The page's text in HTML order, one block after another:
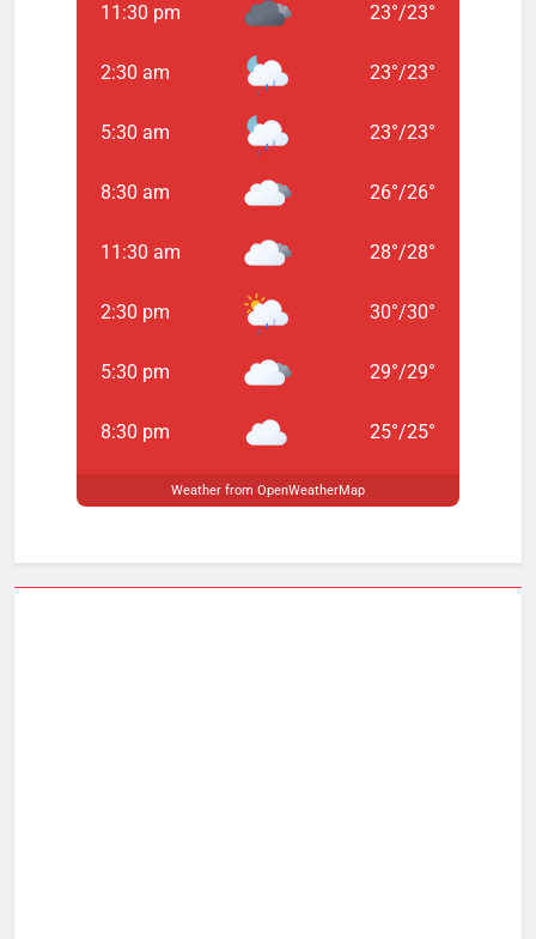
11:30 pm 23°/23°
2:30 am 23°/23°
5:30 am 23°/23°
8:30 am 26°/26°
11:30 am 28°/28°
2:30 pm 30°/30°
5:30 pm 29°/29°
8:30 pm 25°/25°
Weather from OpenWeatherMap